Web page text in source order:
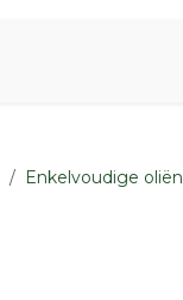
Enkelvoudige oliën